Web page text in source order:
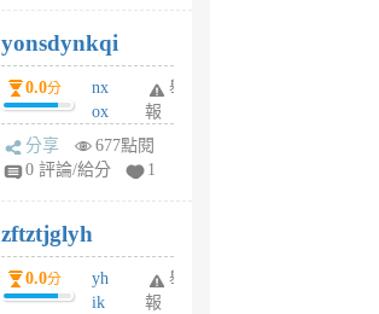
6
個
月
前
yonsdynkqi
0.0分
nx
ox
rh
pe
月
前
舉
報
分享
677點閱
0 評論/給分
1
zftztjglyh
0.0分
yh
ik
舉
報